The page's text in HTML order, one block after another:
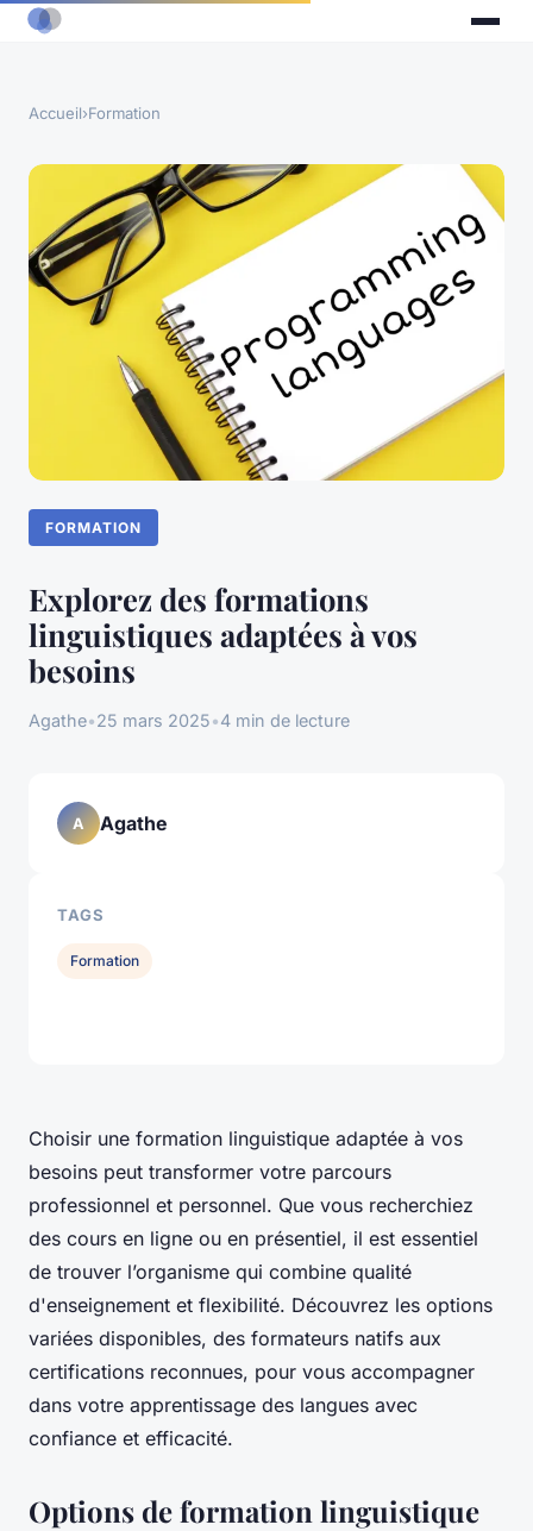
Accueil›Formation
FORMATION
Explorez des formations
linguistiques adaptées à vos
besoins
Agathe•25 mars 2025•4 min de lecture
Choisir une formation linguistique adaptée à vos
besoins peut transformer votre parcours
professionnel et personnel. Que vous recherchiez
des cours en ligne ou en présentiel, il est essentiel
de trouver l’organisme qui combine qualité
d'enseignement et flexibilité. Découvrez les options
variées disponibles, des formateurs natifs aux
certifications reconnues, pour vous accompagner
dans votre apprentissage des langues avec
confiance et efficacité.
Options de formation linguistique
A Agathe
TAGS
Formation